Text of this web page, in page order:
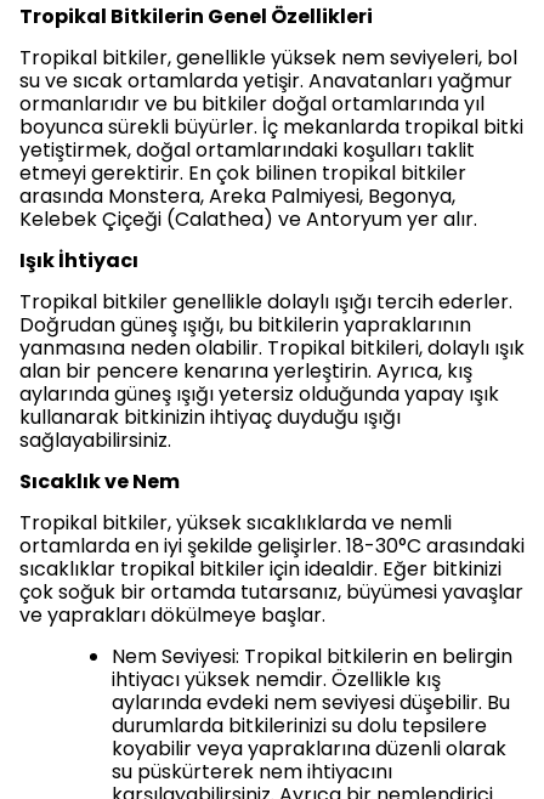
Tropikal Bitkilerin Genel Özellikleri
Tropikal bitkiler, genellikle yüksek nem seviyeleri, bol
su ve sıcak ortamlarda yetişir. Anavatanları yağmur
ormanlarıdır ve bu bitkiler doğal ortamlarında yıl
boyunca sürekli büyürler. İç mekanlarda tropikal bitki
yetiştirmek, doğal ortamlarındaki koşulları taklit
etmeyi gerektirir. En çok bilinen tropikal bitkiler
arasında Monstera, Areka Palmiyesi, Begonya,
Kelebek Çiçeği (Calathea) ve Antoryum yer alır.
Işık İhtiyacı
Tropikal bitkiler genellikle dolaylı ışığı tercih ederler.
Doğrudan güneş ışığı, bu bitkilerin yapraklarının
yanmasına neden olabilir. Tropikal bitkileri, dolaylı ışık
alan bir pencere kenarına yerleştirin. Ayrıca, kış
aylarında güneş ışığı yetersiz olduğunda yapay ışık
kullanarak bitkinizin ihtiyaç duyduğu ışığı
sağlayabilirsiniz.
Sıcaklık ve Nem
Tropikal bitkiler, yüksek sıcaklıklarda ve nemli
ortamlarda en iyi şekilde gelişirler. 18-30°C arasındaki
sıcaklıklar tropikal bitkiler için idealdir. Eğer bitkinizi
çok soğuk bir ortamda tutarsanız, büyümesi yavaşlar
ve yaprakları dökülmeye başlar.
Nem Seviyesi: Tropikal bitkilerin en belirgin
ihtiyacı yüksek nemdir. Özellikle kış
aylarında evdeki nem seviyesi düşebilir. Bu
durumlarda bitkilerinizi su dolu tepsilere
koyabilir veya yapraklarına düzenli olarak
su püskürterek nem ihtiyacını